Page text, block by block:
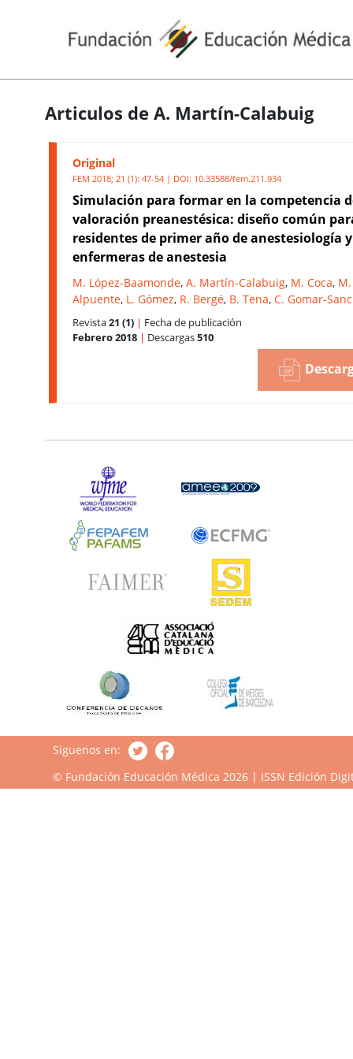
Articulos de A. Martín-Calabuig
Original
FEM 2018; 21 (1): 47-54 | DOI: 10.33588/fem.211.934
Simulación para formar en la competencia
valoración preanestésica: diseño común
residentes de primer año de anestesiología y
enfermeras de anestesia
M. López-Baamonde, A. Martín-Calabuig, M. Coca,
Alpuente, L. Gómez, R. Bergé, B. Tena, C. Gomar-
Revista21 (1) | Fecha de publicación
Febrero 2018 | Descargas510
Siguenos en:
© Fundación Educación Médica 2026 | ISSN Edición